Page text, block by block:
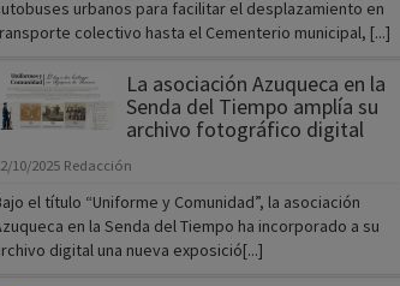
urbanos para facilitar el desplazamiento en
colectivo hasta el Cementerio municipal, [...]
La asociación Azuqueca en la
Senda del Tiempo amplía su
archivo fotográfico digital
10/2025 Redacción
el título “Uniforme y Comunidad”, la asociación
en la Senda del Tiempo ha incorporado a su
digital una nueva exposició[...]